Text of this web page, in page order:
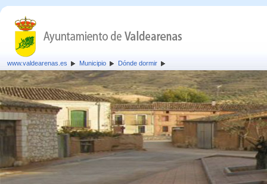
www.valdearenas.es Municipio Dónde dormir